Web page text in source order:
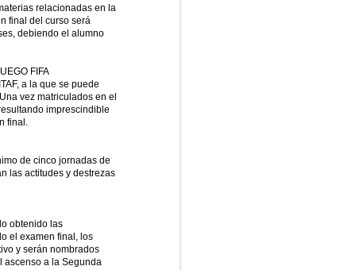
relacionadas en la
final del curso será
debiendo el alumno
FIFA
a la que se puede
vez matriculados en el
imprescindible
final.
de cinco jornadas de
las actitudes y destrezas
obtenido las
el examen final, los
y serán nombrados
ascenso a la Segunda